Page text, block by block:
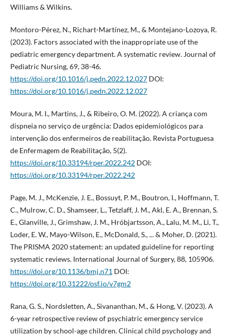
Williams & Wilkins.
Montoro-Pérez, N., Richart-Martínez, M., & Montejano-Lozoya, R.
(2023). Factors associated with the inappropriate use of the
pediatric emergency department. A systematic review. Journal of
Pediatric Nursing, 69, 38-46.
https://doi.org/10.1016/j.pedn.2022.12.027DOI:
https://doi.org/10.1016/j.pedn.2022.12.027
Moura, M. I., Martins, J., & Ribeiro, O. M. (2022). A criança com
dispneia no serviço de urgência: Dados epidemiológicos para
intervenção dos enfermeiros de reabilitação. Revista Portuguesa
de Enfermagem de Reabilitação, 5(2).
https://doi.org/10.33194/rper.2022.242DOI:
https://doi.org/10.33194/rper.2022.242
Page, M. J., McKenzie, J. E., Bossuyt, P. M., Boutron, I., Hoffmann, T.
C., Mulrow, C. D., Shamseer, L., Tetzlaff, J. M., Akl, E. A., Brennan, S.
E., Glanville, J., Grimshaw, J. M., Hróbjartsson, A., Lalu, M. M., Li, T.,
Loder, E. W., Mayo-Wilson, E., McDonald, S., ... & Moher, D. (2021).
The PRISMA 2020 statement: an updated guideline for reporting
systematic reviews. International Journal of Surgery, 88, 105906.
https://doi.org/10.1136/bmj.n71 DOI:
https://doi.org/10.31222/osf.io/v7gm2
Rana, G. S., Nordsletten, A., Sivananthan, M., & Hong, V. (2023). A
6-year retrospective review of psychiatric emergency service
utilization by school-age children. Clinical child psychology and